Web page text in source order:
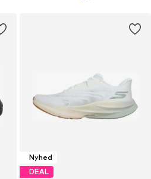
Nyhed
DEAL